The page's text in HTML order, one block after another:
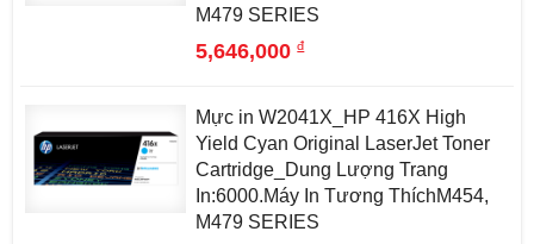
M479 SERIES
5,646,000đ
Mực in W2041X_HP 416X High
Yield Cyan Original LaserJet Toner
Cartridge_Dung Lượng Trang
In:6000.Máy In Tương ThíchM454,
M479 SERIES